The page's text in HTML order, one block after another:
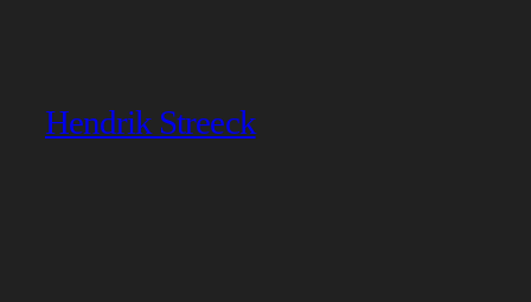
Hendrik Streeck